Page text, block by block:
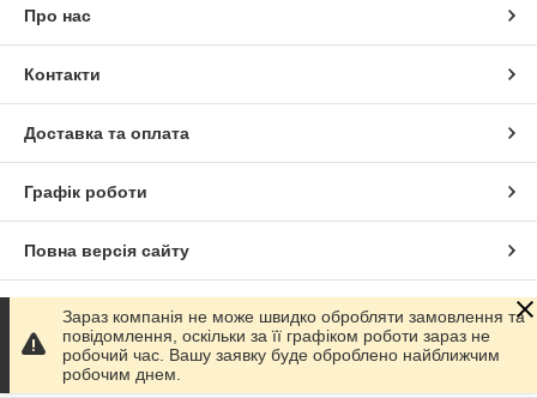
Про нас
Контакти
Доставка та оплата
Графік роботи
Повна версія сайту
Сайт створено на маркетплейсі Prom.ua
Політика конфіденційності
Зараз компанія не може швидко обробляти замовлення та
повідомлення, оскільки за її графіком роботи зараз не
робочий час. Вашу заявку буде оброблено найближчим
робочим днем.